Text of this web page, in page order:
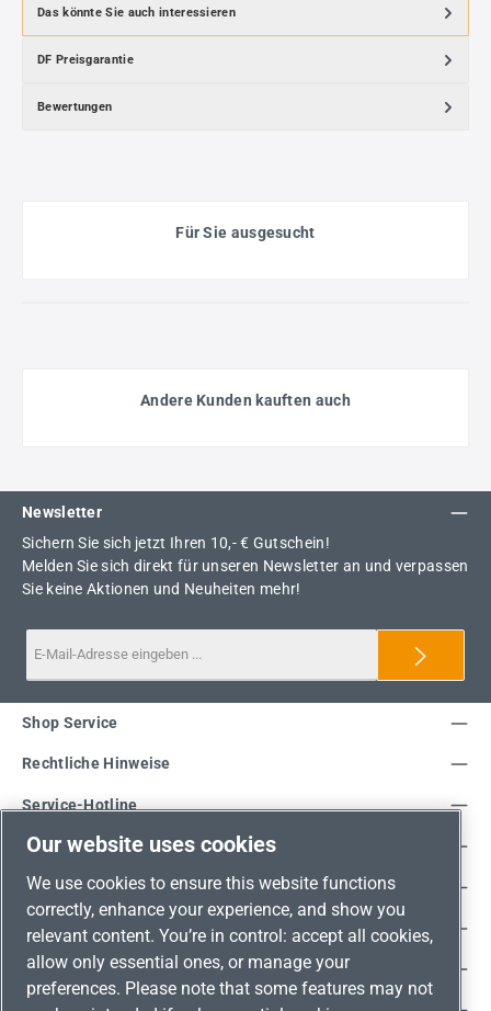
Das könnte Sie auch interessieren
DF Preisgarantie
Bewertungen
Für Sie ausgesucht
Andere Kunden kauften auch
Newsletter
Sichern Sie sich jetzt Ihren 10,- € Gutschein!
Melden Sie sich direkt für unseren Newsletter an und verpassen
Sie keine Aktionen und Neuheiten mehr!
Service-Hotline
Shop Service
Rechtliche Hinweise
Unsere Vorteile
Versandarten
Zahlungsarten
Adresse
Our website uses cookies
We use cookies to ensure this website functions
correctly, enhance your experience, and show you
relevant content. You’re in control: accept all cookies,
allow only essential ones, or manage your
preferences. Please note that some features may not